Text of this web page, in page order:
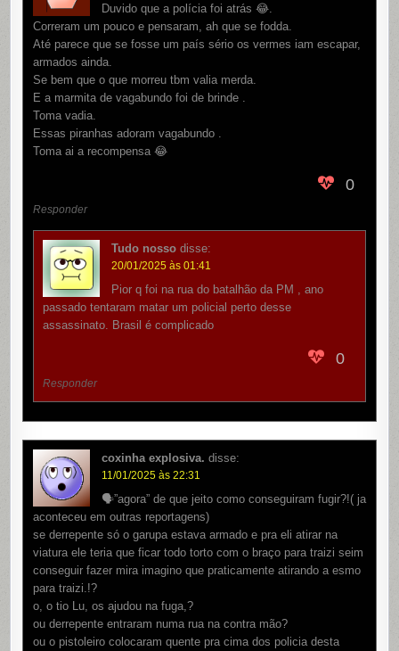
Duvido que a polícia foi atrás 😂.
Correram um pouco e pensaram, ah que se fodda.
Até parece que se fosse um país sério os vermes iam escapar,
armados ainda.
Se bem que o que morreu tbm valia merda.
E a marmita de vagabundo foi de brinde .
Toma vadia.
Essas piranhas adoram vagabundo .
Toma ai a recompensa 😂
0
Responder
Tudo nosso disse:
20/01/2025 às 01:41
Pior q foi na rua do batalhão da PM , ano
passado tentaram matar um policial perto desse
assassinato. Brasil é complicado
0
Responder
coxinha explosiva. disse:
11/01/2025 às 22:31
🗣”agora” de que jeito como conseguiram fugir?!( ja
aconteceu em outras reportagens)
se derrepente só o garupa estava armado e pra eli atirar na
viatura ele teria que ficar todo torto com o braço para traizi seim
conseguir fazer mira imagino que praticamente atirando a esmo
para traizi.!?
o, o tio Lu, os ajudou na fuga,?
ou derrepente entraram numa rua na contra mão?
ou o pistoleiro colocaram quente pra cima dos policia desta